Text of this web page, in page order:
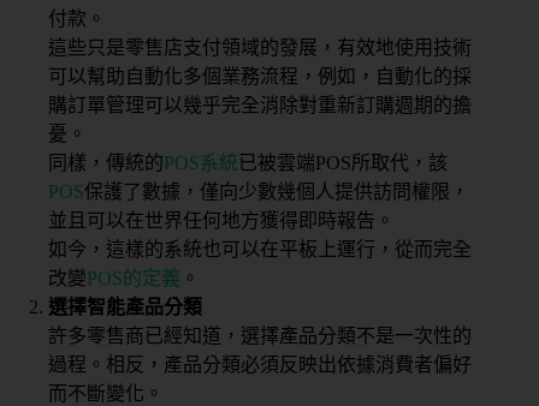
付款。
這些只是零售店支付領域的發展，有效地使用技術
可以幫助自動化多個業務流程，例如，自動化的採
購訂單管理可以幾乎完全消除對重新訂購週期的擔
憂。
同樣，傳統的POS系統已被雲端POS所取代，該
POS保護了數據，僅向少數幾個人提供訪問權限，
並且可以在世界任何地方獲得即時報告。
如今，這樣的系統也可以在平板上運行，從而完全
改變POS的定義 。
選擇智能產品分類
許多零售商已經知道，選擇產品分類不是一次性的
過程。相反，產品分類必須反映出依據消費者偏好
而不斷變化。